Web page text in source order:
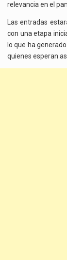
relevancia en el
Las entradas
con una etapa
lo que ha
quienes esperan